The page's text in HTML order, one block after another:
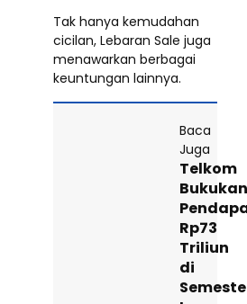
Tak hanya kemudahan
cicilan, Lebaran Sale juga
menawarkan berbagai
keuntungan lainnya.
Baca
Juga
Telkom
Bukukan
Rp73
Triliun
di